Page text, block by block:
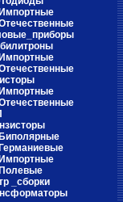
Импортные
Импортные
Импортные
Биполярные
Германиевые
Импортные
Полевые
_сборки